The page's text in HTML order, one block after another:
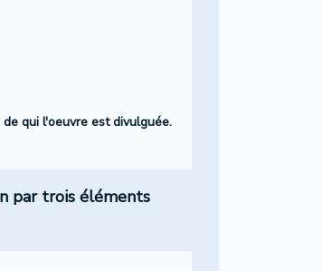
qui l'oeuvre est divulguée.
par trois éléments